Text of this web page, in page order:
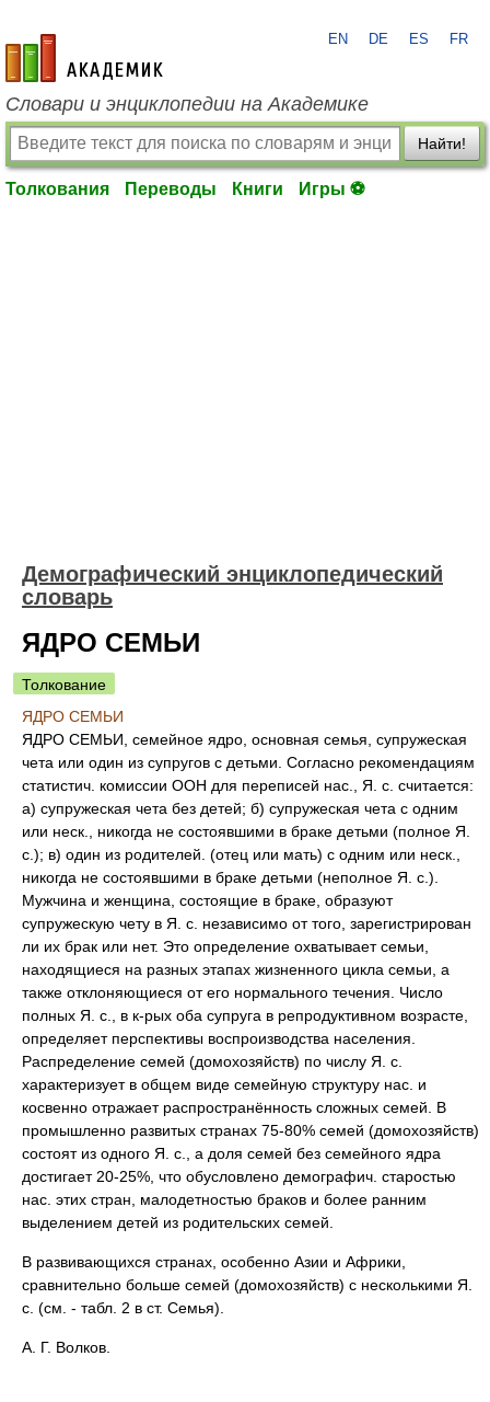
academic.ru
EN DE ES FR
Словари и энциклопедии на Академике
Найти!
Толкования Переводы Книги Игры ⚽
Демографический энциклопедический
словарь
ЯДРO СЕМЬИ
Толкование
ЯДРO СЕМЬИ
ЯДРO СЕМЬИ, семейное ядро, основная семья, супружеская
чета или один из супругов с детьми. Согласно рекомендациям
статистич. комиссии ООН для переписей нас., Я. с. считается:
а) супружеская чета без детей; б) супружеская чета с одним
или неск., никогда не состоявшими в браке детьми (полное Я.
с.); в) один из родителей. (отец или мать) с одним или неск.,
никогда не состоявшими в браке детьми (неполное Я. с.).
Мужчина и женщина, состоящие в браке, образуют
супружескую чету в Я. с. независимо от того, зарегистрирован
ли их брак или нет. Это определение охватывает семьи,
находящиеся на разных этапах жизненного цикла семьи, а
также отклоняющиеся от его нормального течения. Число
полных Я. с., в к-рых оба супруга в репродуктивном возрасте,
определяет перспективы воспроизводства населения.
Распределение семей (домохозяйств) по числу Я. с.
характеризует в общем виде семейную структуру нас. и
косвенно отражает распространённость сложных семей. В
промышленно развитых странах 75-80% семей (домохозяйств)
состоят из одного Я. с., а доля семей без семейного ядра
достигает 20-25%, что обусловлено демографич. старостью
нас. этих стран, малодетностью браков и более ранним
выделением детей из родительских семей.
В развивающихся странах, особенно Азии и Африки,
сравнительно больше семей (домохозяйств) с несколькими Я.
с. (см. - табл. 2 в ст. Семья).
А. Г. Волков.